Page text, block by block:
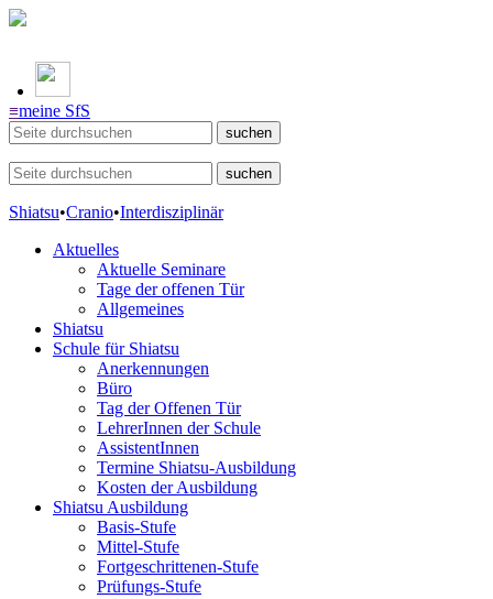
≡meine SfS
Shiatsu•Cranio•Interdisziplinär
Aktuelles
Aktuelle Seminare
Tage der offenen Tür
Allgemeines
Shiatsu
Schule für Shiatsu
Anerkennungen
Büro
Tag der Offenen Tür
LehrerInnen der Schule
AssistentInnen
Termine Shiatsu-Ausbildung
Kosten der Ausbildung
Shiatsu Ausbildung
Basis-Stufe
Mittel-Stufe
Fortgeschrittenen-Stufe
Prüfungs-Stufe